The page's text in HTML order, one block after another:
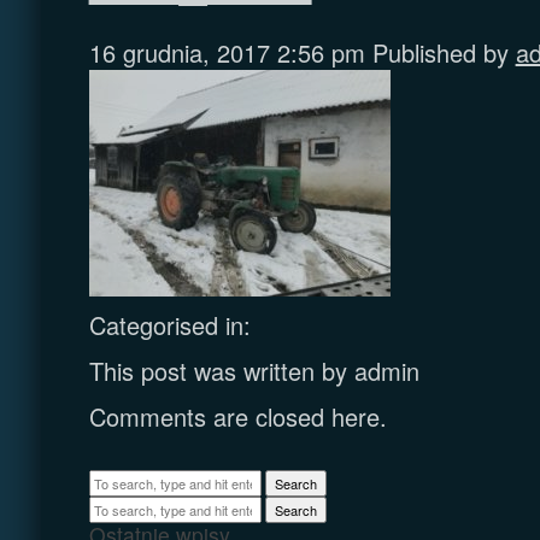
16 grudnia, 2017 2:56 pm Published by
Categorised in:
This post was written by admin
Comments are closed here.
Search
Search